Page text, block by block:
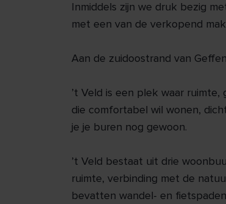
Inmiddels zijn we druk bezig
met een van de verkopend
Aan de zuidoostrand van
’t Veld is een plek waar
die comfortabel wil wonen,
je je buren nog gewoon.
’t Veld bestaat uit drie
ruimte, verbinding met de
bevatten wandel- en